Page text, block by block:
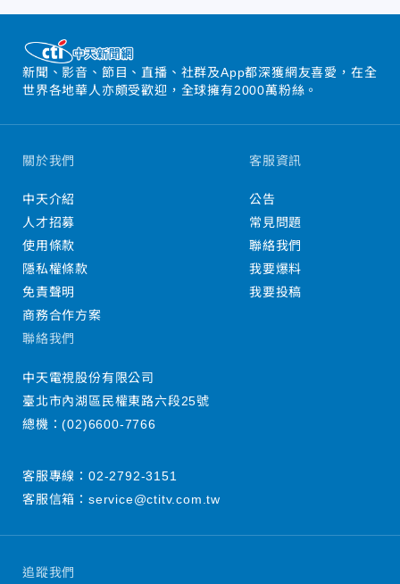
新聞、影音、節目、直播、社群及App都深獲網友喜愛，在全
世界各地華人亦頗受歡迎，全球擁有2000萬粉絲。
追蹤我們
關於我們
中天介紹
人才招募
使用條款
隱私權條款
免責聲明
商務合作方案
客服資訊
公告
常見問題
聯絡我們
我要爆料
我要投稿
聯絡我們
中天電視股份有限公司
臺北市內湖區民權東路六段25號
總機：(02)6600-7766
客服專線： 02-2792-3151
客服信箱： service@ctitv.com.tw